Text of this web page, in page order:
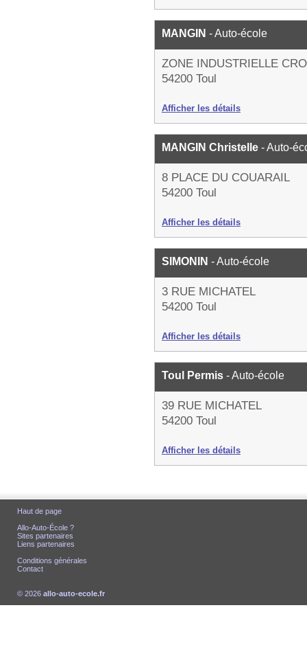
MANGIN - Auto-école
ZONE INDUSTRIELLE
54200 Toul
Afficher les détails
MANGIN Christelle - Auto-
8 PLACE DU COUARAIL
54200 Toul
Afficher les détails
SIMONIN - Auto-école
3 RUE MICHATEL
54200 Toul
Afficher les détails
Toul Permis - Auto-école
39 RUE MICHATEL
54200 Toul
Afficher les détails
Haut de page
Allo-Auto-École ?
Sites partenaires
Liens partenaires
Conditions générales
Contact
© 2026 allo-auto-ecole.fr